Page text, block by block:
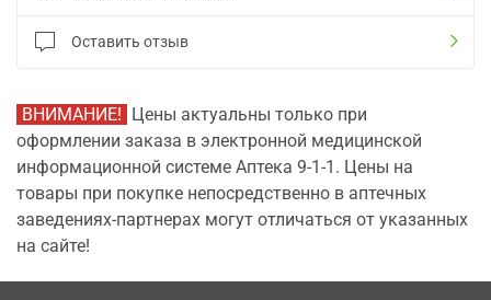
Оставить отзыв
ВНИМАНИЕ! Цены актуальны только при
оформлении заказа в электронной медицинской
информационной системе Аптека 9-1-1. Цены на
товары при покупке непосредственно в аптечных
заведениях-партнерах могут отличаться от указанных
на сайте!